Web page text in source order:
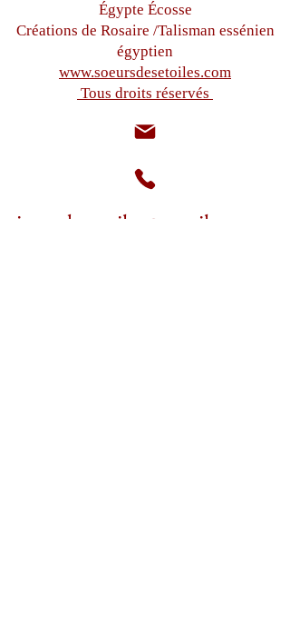
Égypte Écosse
Créations de Rosaire /Talisman essénien
égyptien
www.soeursdesetoiles.com
Tous droits réservés
sistersdesetoiles@gmail.com